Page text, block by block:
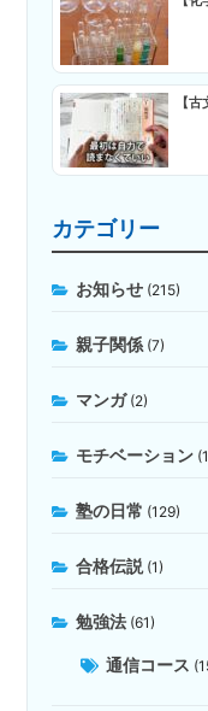
【
カテゴリー
お知らせ (215)
親子関係 (7)
マンガ(2)
モチベーション
塾の日常 (129)
合格伝説(1)
勉強法 (61)
通信コース